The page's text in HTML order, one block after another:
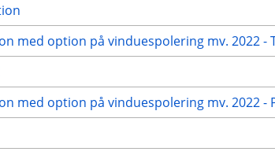
med option på vinduespolering mv. 2022 -
med option på vinduespolering mv. 2022 -